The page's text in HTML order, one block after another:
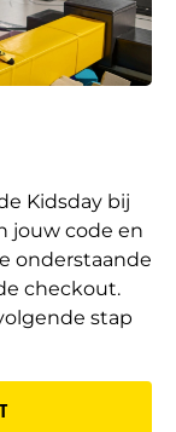
Kidsday bij
jouw code en
onderstaande
checkout.
stap